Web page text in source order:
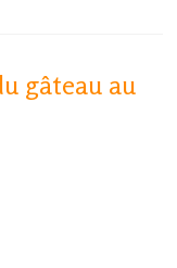
gâteau au